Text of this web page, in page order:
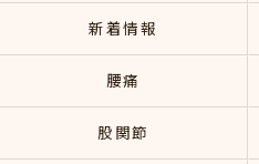
新着情報
腰痛
股関節